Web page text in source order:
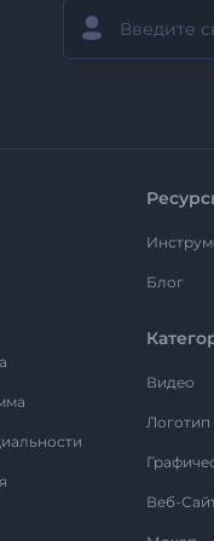
Блог
Видео
Логотип
Веб-